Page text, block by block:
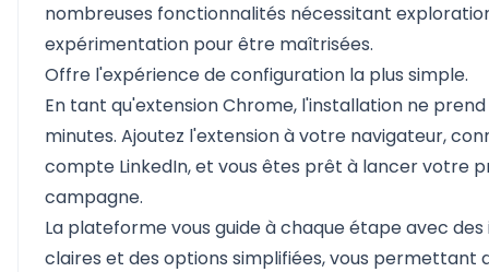
nombreuses fonctionnalités nécessitant
expérimentation pour être maîtrisées.
Offre l'expérience de configuration la plus simple.
En tant qu'extension Chrome, l'installation ne
minutes. Ajoutez l'extension à votre navigateur,
compte LinkedIn, et vous êtes prêt à lancer votre
campagne.
La plateforme vous guide à chaque étape avec
claires et des options simplifiées, vous permettant